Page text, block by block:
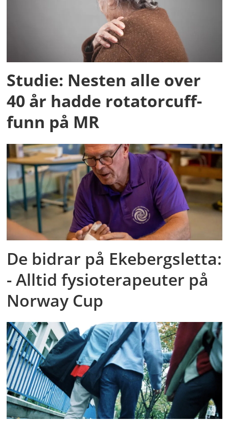
Studie: Nesten alle over
40 år hadde rotatorcuff-
funn på MR
De bidrar på Ekebergsletta:
- Alltid fysioterapeuter på
Norway Cup